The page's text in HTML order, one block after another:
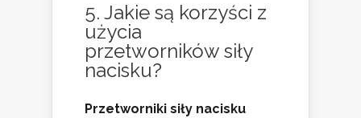
5. Jakie są korzyści z
użycia
przetworników siły
nacisku?
Przetworniki siły nacisku